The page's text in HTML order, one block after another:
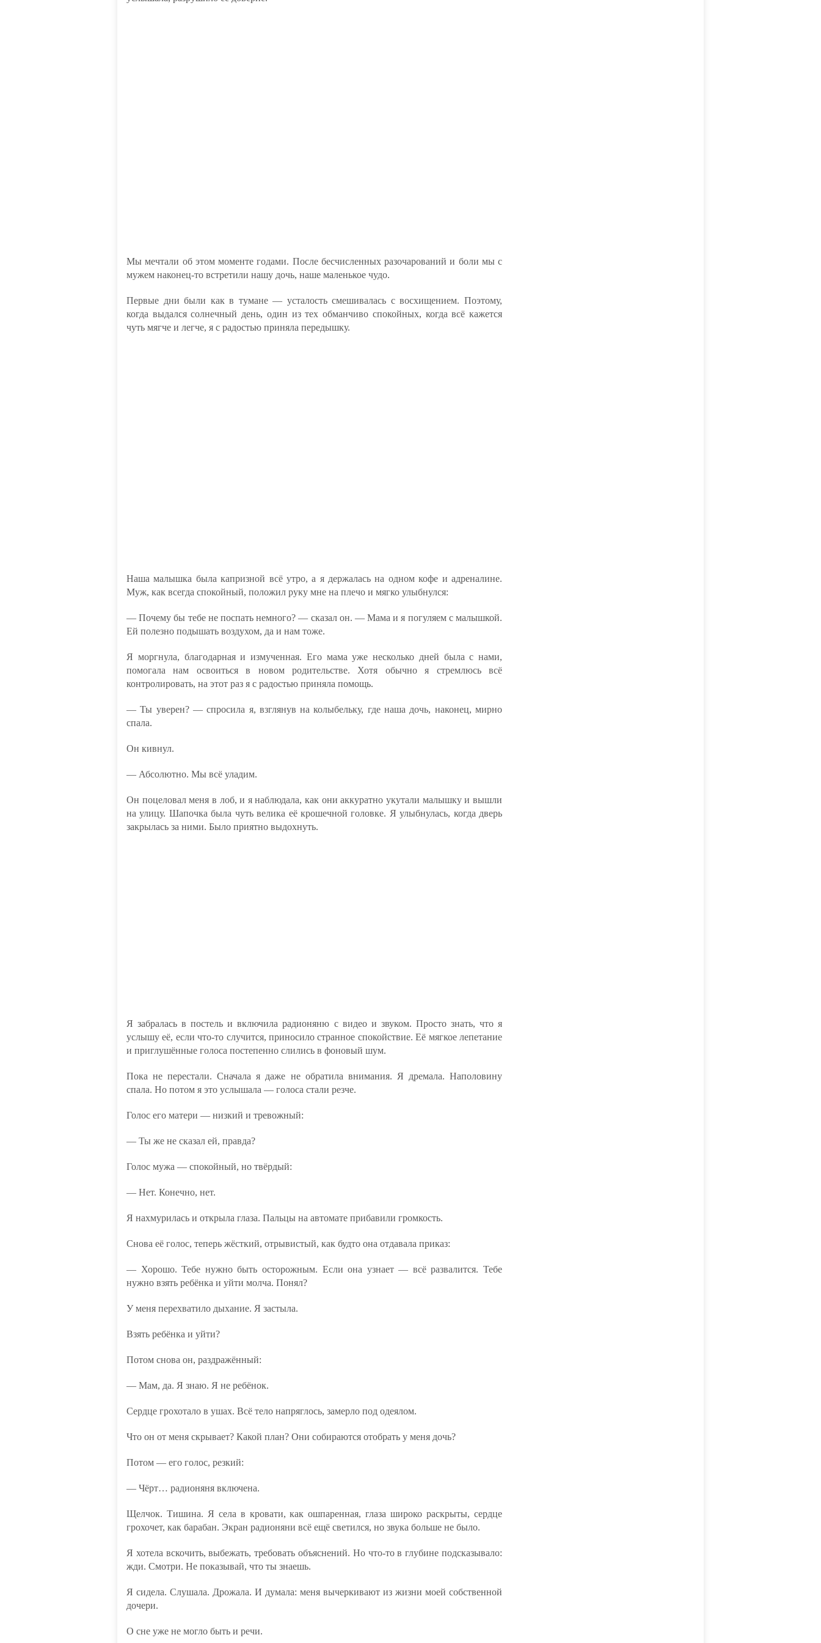
Мы мечтали об этом моменте годами. После бесчисленных разочарований и боли мы с
мужем наконец-то встретили нашу дочь, наше маленькое чудо.
Первые дни были как в тумане — усталость смешивалась с восхищением. Поэтому,
когда выдался солнечный день, один из тех обманчиво спокойных, когда всё кажется
чуть мягче и легче, я с радостью приняла передышку.
Наша малышка была капризной всё утро, а я держалась на одном кофе и адреналине.
Муж, как всегда спокойный, положил руку мне на плечо и мягко улыбнулся:
— Почему бы тебе не поспать немного? — сказал он. — Мама и я погуляем с малышкой.
Ей полезно подышать воздухом, да и нам тоже.
Я моргнула, благодарная и измученная. Его мама уже несколько дней была с нами,
помогала нам освоиться в новом родительстве. Хотя обычно я стремлюсь всё
контролировать, на этот раз я с радостью приняла помощь.
— Ты уверен? — спросила я, взглянув на колыбельку, где наша дочь, наконец, мирно
спала.
Он кивнул.
— Абсолютно. Мы всё уладим.
Он поцеловал меня в лоб, и я наблюдала, как они аккуратно укутали малышку и вышли
на улицу. Шапочка была чуть велика её крошечной головке. Я улыбнулась, когда дверь
закрылась за ними. Было приятно выдохнуть.
Я забралась в постель и включила радионяню с видео и звуком. Просто знать, что я
услышу её, если что-то случится, приносило странное спокойствие. Её мягкое лепетание
и приглушённые голоса постепенно слились в фоновый шум.
Пока не перестали. Сначала я даже не обратила внимания. Я дремала. Наполовину
спала. Но потом я это услышала — голоса стали резче.
Голос его матери — низкий и тревожный:
— Ты же не сказал ей, правда?
Голос мужа — спокойный, но твёрдый:
— Нет. Конечно, нет.
Я нахмурилась и открыла глаза. Пальцы на автомате прибавили громкость.
Снова её голос, теперь жёсткий, отрывистый, как будто она отдавала приказ:
— Хорошо. Тебе нужно быть осторожным. Если она узнает — всё развалится. Тебе
нужно взять ребёнка и уйти молча. Понял?
У меня перехватило дыхание. Я застыла.
Взять ребёнка и уйти?
Потом снова он, раздражённый:
— Мам, да. Я знаю. Я не ребёнок.
Сердце грохотало в ушах. Всё тело напряглось, замерло под одеялом.
Что он от меня скрывает? Какой план? Они собираются отобрать у меня дочь?
Потом — его голос, резкий:
— Чёрт… радионяня включена.
Щелчок. Тишина. Я села в кровати, как ошпаренная, глаза широко раскрыты, сердце
грохочет, как барабан. Экран радионяни всё ещё светился, но звука больше не было.
Я хотела вскочить, выбежать, требовать объяснений. Но что-то в глубине подсказывало:
жди. Смотри. Не показывай, что ты знаешь.
Я сидела. Слушала. Дрожала. И думала: меня вычеркивают из жизни моей собственной
дочери.
О сне уже не могло быть и речи.